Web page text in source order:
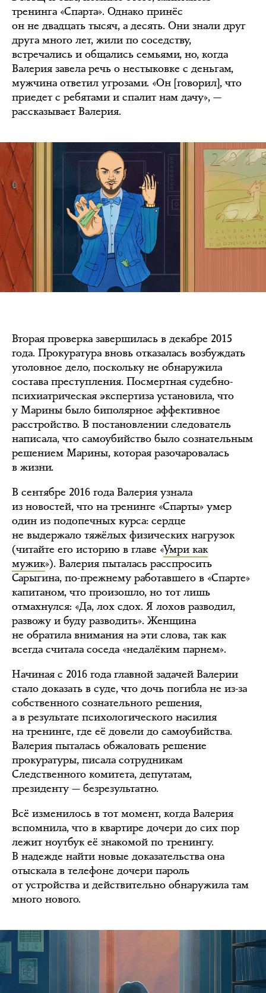
тренинга «Спарта». Однако принёс
он не двадцать тысяч, а десять. Они знали друг
друга много лет, жили по соседству,
встречались и общались семьями, но, когда
Валерия завела речь о нестыковке с деньгам,
мужчина ответил угрозами. «Он [говорил], что
приедет с ребятами и спалит нам дачу», —
рассказывает Валерия.
Вторая проверка завершилась в декабре 2015
года. Прокуратура вновь отказалась возбуждать
уголовное дело, поскольку не обнаружила
состава преступления. Посмертная судебно-
психиатрическая экспертиза установила, что
у Марины было биполярное аффективное
расстройство. В постановлении следователь
написала, что самоубийство было сознательным
решением Марины, которая разочаровалась
в жизни.
В сентябре 2016 года Валерия узнала
из новостей, что на тренинге «Спарты» умер
один из подопечных курса: сердце
не выдержало тяжёлых физических нагрузок
(читайте его историю в главе «Умри как
мужик»). Валерия пыталась расспросить
Сарыгина, по-прежнему работавшего в «Спарте»
капитаном, что произошло, но тот лишь
отмахнулся: «Да, лох сдох. Я лохов разводил,
развожу и буду разводить». Женщина
не обратила внимания на эти слова, так как
всегда считала соседа «недалёким парнем».
Начиная с 2016 года главной задачей Валерии
стало доказать в суде, что дочь погибла не из-за
собственного сознательного решения,
а в результате психологического насилия
на тренинге, где её довели до самоубийства.
Валерия пыталась обжаловать решение
прокуратуры, писала сотрудникам
Следственного комитета, депутатам,
президенту — безрезультатно.
Всё изменилось в тот момент, когда Валерия
вспомнила, что в квартире дочери до сих пор
лежит ноутбук её знакомой по тренингу.
В надежде найти новые доказательства она
отыскала в телефоне дочери пароль
от устройства и действительно обнаружила там
много нового.